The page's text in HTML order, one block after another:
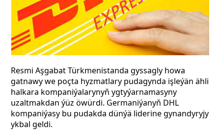
Resmi Aşgabat Türkmenistanda gyssagly howa
gatnawy we poçta hyzmatlary pudagynda işleýän ähli
halkara kompaniýalarynyň ygtyýarnamasyny
uzaltmakdan ýüz öwürdi. Germaniýanyň DHL
kompaniýasy bu pudakda dünýä liderine gynandyryjy
ykbal geldi.